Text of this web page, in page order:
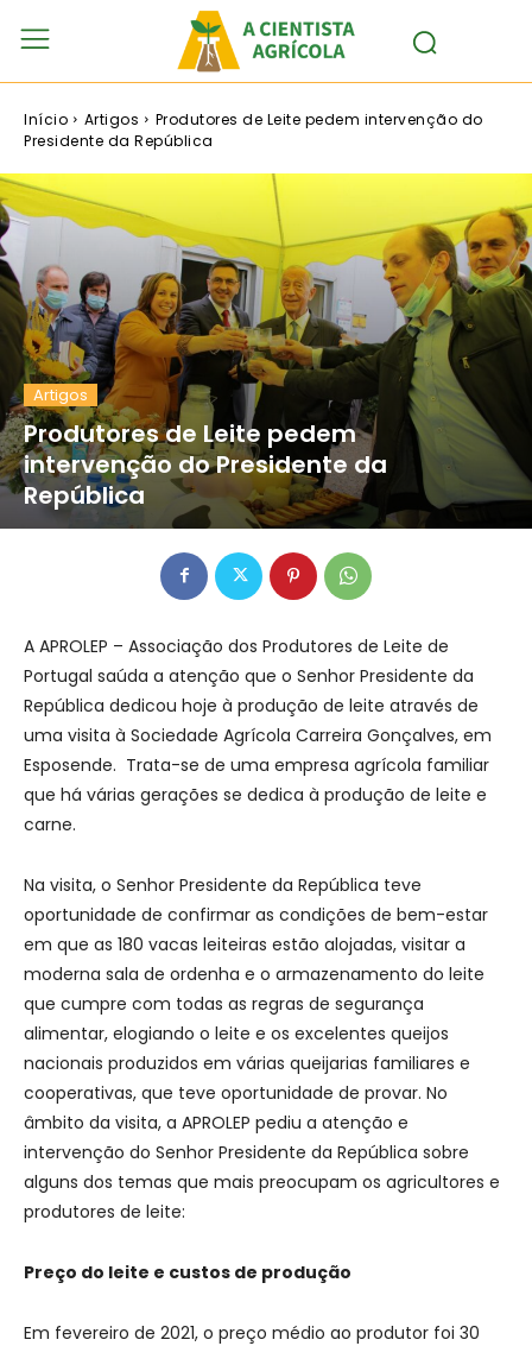
Início Artigos
Produtores de Leite pedem intervenção do
Presidente da República
Artigos
Produtores de Leite pedem
intervenção do Presidente da
República
A APROLEP – Associação dos Produtores de Leite de
Portugal saúda a atenção que o Senhor Presidente da
República dedicou hoje à produção de leite através de
uma visita à Sociedade Agrícola Carreira Gonçalves, em
Esposende. Trata-se de uma empresa agrícola familiar
que há várias gerações se dedica à produção de leite e
carne.
Na visita, o Senhor Presidente da República teve
oportunidade de confirmar as condições de bem-estar
em que as 180 vacas leiteiras estão alojadas, visitar a
moderna sala de ordenha e o armazenamento do leite
que cumpre com todas as regras de segurança
alimentar, elogiando o leite e os excelentes queijos
nacionais produzidos em várias queijarias familiares e
cooperativas, que teve oportunidade de provar. No
âmbito da visita, a APROLEP pediu a atenção e
intervenção do Senhor Presidente da República sobre
alguns dos temas que mais preocupam os agricultores e
produtores de leite:
Preço do leite e custos de produção
Em fevereiro de 2021, o preço médio ao produtor foi 30